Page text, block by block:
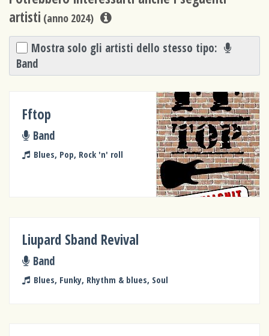
artisti (anno 2024)
Mostra solo gli artisti dello stesso tipo:
Band
Fftop
Band
Blues, Pop, Rock 'n' roll
Liupard Sband Revival
Band
Blues, Funky, Rhythm & blues, Soul